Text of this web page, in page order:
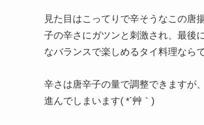
見た目はこってりで辛そうなこの唐
子の辛さにガツンと刺激され、最後
なバランスで楽しめるタイ料理なら
辛さは唐辛子の量で調整できますが
進んでしまいます( *´艸｀)